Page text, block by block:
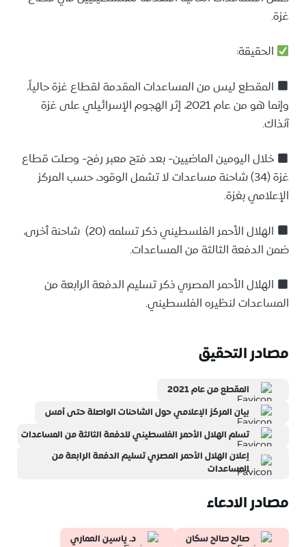
غزة.
الحقيقة:
المقطع ليس من المساعدات المقدمة لقطاع غزة حالياً،
وإنما هو من عام 2021، إثر الهجوم الإسرائيلي على غزة
آنذاك.
خلال اليومين الماضيين- بعد فتح معبر رفح- وصلت قطاع
غزة (34) شاحنة مساعدات لا تشمل الوقود، حسب المركز
الإعلامي بغزة.
الهلال الأحمر الفلسطيني ذكر تسلمه (20) شاحنة أخرى،
ضمن الدفعة الثالثة من المساعدات.
الهلال الأحمر المصري ذكر تسليم الدفعة الرابعة من
المساعدات لنظيره الفلسطيني.
مصادر التحقيق
المقطع من عام 2021
بيان المركز الإعلامي حول الشاحنات الواصلة حتى أمس
تسلم الهلال الأحمر الفلسطيني للدفعة الثالثة من المساعدات
إعلان الهلال الأحمر المصري تسليم الدفعة الرابعة من
المساعدات
مصادر الادعاء
صالح صالح سكان
د. ياسين العماري